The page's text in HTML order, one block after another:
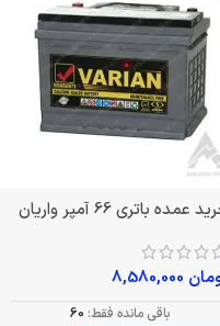
عمده باتری 66 آمپر واریان
باقی مانده فقط: 60